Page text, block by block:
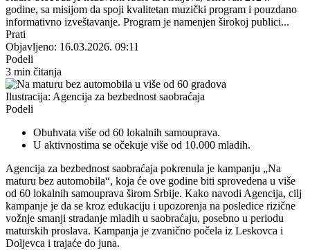
godine, sa misijom da spoji kvalitetan muzički program i pouzdano
informativno izveštavanje. Program je namenjen širokoj publici...
Prati
Objavljeno: 16.03.2026. 09:11
Podeli
3 min čitanja
Ilustracija: Agencija za bezbednost saobraćaja
Podeli
Obuhvata više od 60 lokalnih samouprava.
U aktivnostima se očekuje više od 10.000 mladih.
Agencija za bezbednost saobraćaja pokrenula je kampanju „Na
maturu bez automobila“, koja će ove godine biti sprovedena u više
od 60 lokalnih samouprava širom Srbije. Kako navodi Agencija, cilj
kampanje je da se kroz edukaciju i upozorenja na posledice rizične
vožnje smanji stradanje mladih u saobraćaju, posebno u periodu
maturskih proslava. Kampanja je zvanično počela iz Leskovca i
Doljevca i trajaće do juna.